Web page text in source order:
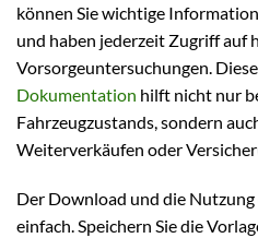
können Sie wichtige
und haben jederzeit Zugriff auf
Vorsorgeuntersuchungen.
Dokumentation hilft nicht nur
Fahrzeugzustands, sondern
Weiterverkäufen oder
Der Download und die
einfach. Speichern Sie die